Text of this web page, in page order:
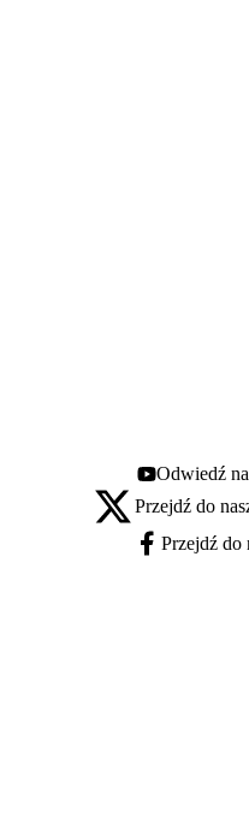
Youtube - otwiera
Odwiedź
X - otwiera się w nowej
Przejdź do
Facebook -
Przejdź do